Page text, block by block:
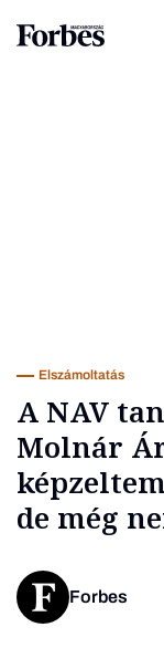
Üzlet
Elszámoltatás
A NAV
Molnár
de még
Forbes